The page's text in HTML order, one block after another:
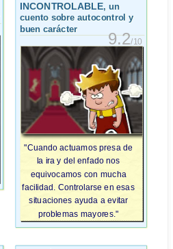
INCONTROLABLE, un
cuento sobre autocontrol y
buen carácter
9.2/10
"Cuando actuamos presa de
la ira y del enfado nos
equivocamos con mucha
facilidad. Controlarse en esas
situaciones ayuda a evitar
problemas mayores."